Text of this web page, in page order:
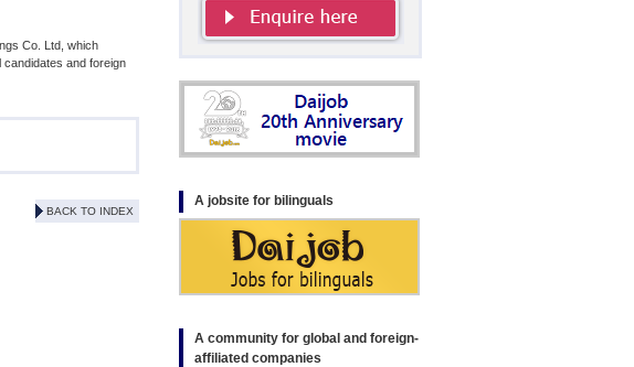
Co. Ltd, which
candidates and foreign
BACK TO INDEX
A jobsite for bilinguals
A community for global and foreign-
affiliated companies